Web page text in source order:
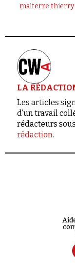
malterre thierry
LA
Les articles
d’un travail
rédacteurs
rédaction.